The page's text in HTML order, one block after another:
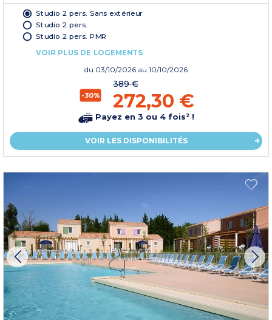
Studio 2 pers. Sans extérieur
Studio 2 pers.
Studio 2 pers. PMR
VOIR PLUS DE LOGEMENTS
du 03/10/2026 au 10/10/2026
-30%
389 €
272,30 €
Payez en 3 ou 4 fois² !
VOIR LES DISPONIBILITÉS